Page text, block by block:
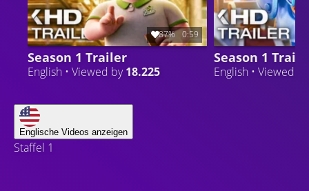
87% 0:59
Season 1 Trailer
English • Viewed by18.225
Season 1
English • Viewed
Englische Videos anzeigen
Staffel 1